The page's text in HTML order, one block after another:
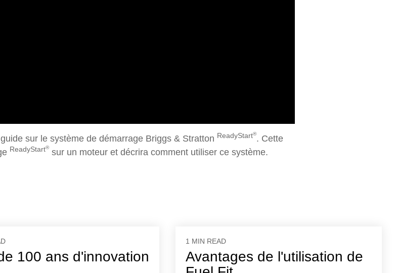
sur le système de démarrage Briggs & Stratton ReadyStart®. Cette
ReadyStart® sur un moteur et décrira comment utiliser ce système.
100 ans d'innovation
1 MIN READ
Avantages de l'utilisation de